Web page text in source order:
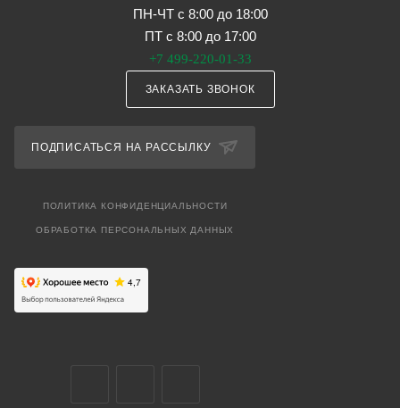
ПН-ЧТ с 8:00 до 18:00
ПТ с 8:00 до 17:00
+7 499-220-01-33
ЗАКАЗАТЬ ЗВОНОК
ПОДПИСАТЬСЯ НА РАССЫЛКУ
ПОЛИТИКА КОНФИДЕНЦИАЛЬНОСТИ
ОБРАБОТКА ПЕРСОНАЛЬНЫХ ДАННЫХ